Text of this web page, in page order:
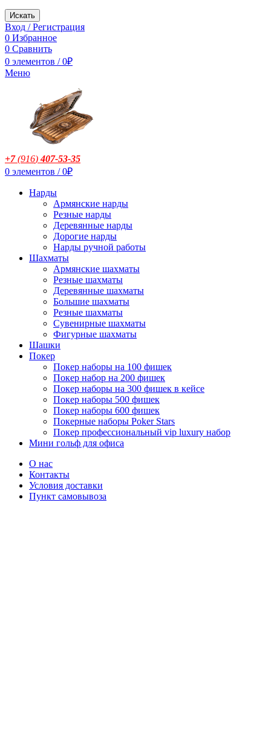
Искать
Вход / Регистрация
0 Избранное
0 Сравнить
0 элементов / 0₽
Меню
+7(916)407-53-35
0 элементов / 0₽
Нарды
Армянские нарды
Резные нарды
Деревянные нарды
Дорогие нарды
Нарды ручной работы
Шахматы
Армянские шахматы
Резные шахматы
Деревянные шахматы
Большие шахматы
Резные шахматы
Сувенирные шахматы
Фигурные шахматы
Шашки
Покер
Покер наборы на 100 фишек
Покер набор на 200 фишек
Покер наборы на 300 фишек в кейсе
Покер наборы 500 фишек
Покер наборы 600 фишек
Покерные наборы Poker Stars
Покер профессиональный vip luxury набор
Мини гольф для офиса
О нас
Контакты
Условия доставки
Пункт самовывоза